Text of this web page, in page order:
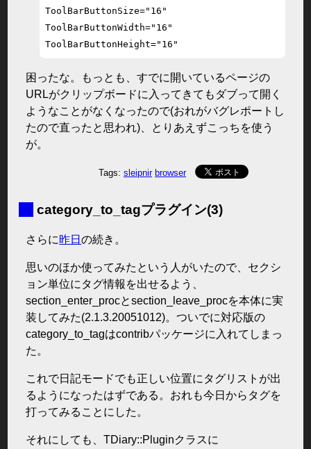
ToolBarButtonSize="16"
ToolBarButtonWidth="16"
ToolBarButtonHeight="16"
困ったな。もっとも、すでに開いているページの
URLがクリップボードに入ってきてもダブって開く
ようなことがなくなったので(おれがバグレポートし
たので直ったと思われ)、とりあえずこっちを使う
が。
Tags: sleipnir browser
category_to_tagプラグイン(3)
さらに昨日の続き。
思いのほか使ってみたという人がいたので、セクシ
ョン単位にタグ情報を出せるよう、
section_enter_procとsection_leave_procを本体に実
装してみた(2.1.3.20051012)。ついでに対応版の
category_to_tagはcontribパッケージに入れてしまっ
た。
これで日記モードでも正しい位置にタグリストが出
るようになったはずである。おれも今日からタグを
打ってみることにした。
それにしても、TDiary::Pluginクラスに